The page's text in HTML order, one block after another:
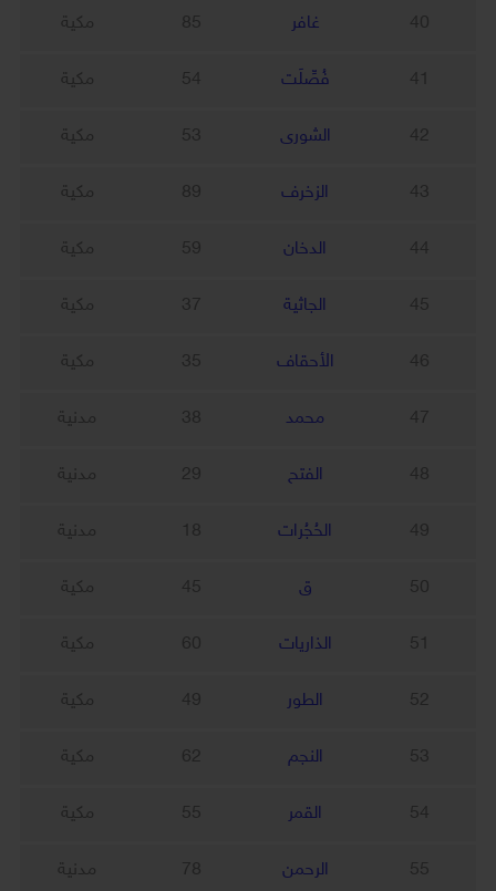
40 غافر 85 مكية
41 فُصِّلَت 54 مكية
42 الشورى 53 مكية
43 الزخرف 89 مكية
44 الدخان 59 مكية
45 الجاثية 37 مكية
46 الأحقاف 35 مكية
47 محمد 38 مدنية
48 الفتح 29 مدنية
49 الحُجُرات 18 مدنية
50 ق 45 مكية
51 الذاريات 60 مكية
52 الطور 49 مكية
53 النجم 62 مكية
54 القمر 55 مكية
55 الرحمن 78 مدنية